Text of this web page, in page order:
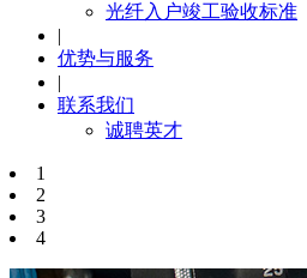
光纤入户竣工验收标准
|
优势与服务
|
联系我们
诚聘英才
1
2
3
4